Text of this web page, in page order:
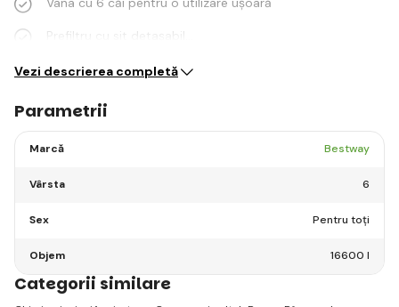
Prefiltru cu sit detașabil…
Vezi descrierea completă
Parametrii
Marcă Bestway
Vârsta 6
Sex Pentru toți
Objem 16600 l
Categorii similare